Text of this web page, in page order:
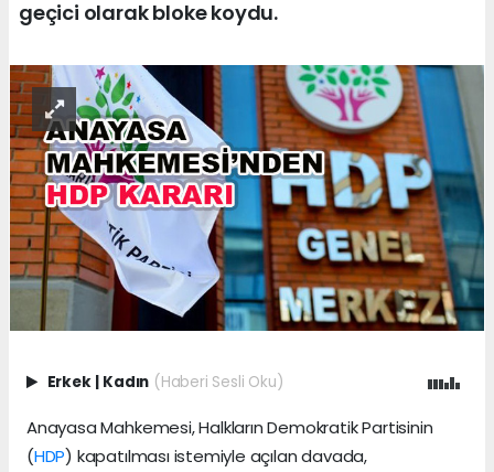
geçici olarak bloke koydu.
Erkek Kadın (Haberi Sesli Oku)
Anayasa Mahkemesi, Halkların Demokratik Partisinin
(HDP) kapatılması istemiyle açılan davada,